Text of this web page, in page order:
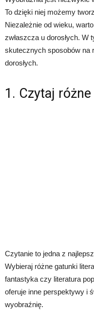
To dzięki niej możemy
Niezależnie od wieku,
zwłaszcza u dorosłych.
skutecznych sposobów na
dorosłych.
1. Czytaj
Czytanie to jedna z
Wybieraj różne gatunki
fantastyka czy literatura
oferuje inne perspektywy i
wyobraźnię.